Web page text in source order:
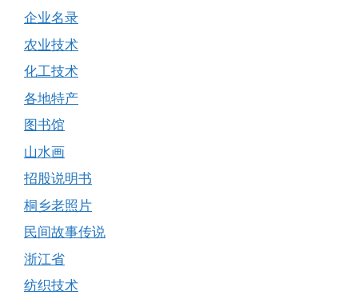
企业名录
农业技术
化工技术
各地特产
图书馆
山水画
招股说明书
桐乡老照片
民间故事传说
浙江省
纺织技术